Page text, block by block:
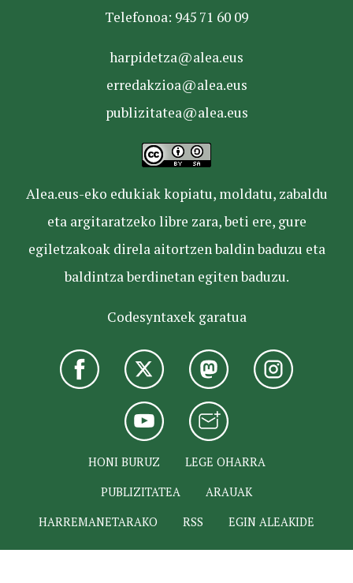
Telefonoa: 945 71 60 09
harpidetza@alea.eus
erredakzioa@alea.eus
publizitatea@alea.eus
Alea.eus-eko edukiak kopiatu, moldatu, zabaldu
eta argitaratzeko libre zara, beti ere, gure
egiletzakoak direla aitortzen baldin baduzu eta
baldintza berdinetan egiten baduzu.
Codesyntaxek garatua
HONI BURUZ
LEGE OHARRA
PUBLIZITATEA
ARAUAK
HARREMANETARAKO
RSS EGIN ALEAKIDE